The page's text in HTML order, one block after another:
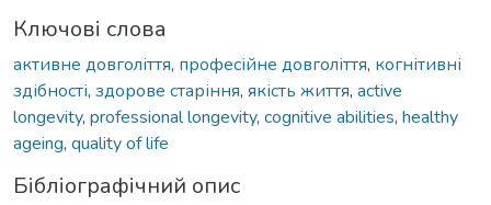
Ключові слова
активне довголіття, професійне довголіття, когнітивні
здібності, здорове старіння, якість життя, active
longevity, professional longevity, cognitive abilities, healthy
ageing, quality of life
Бібліографічний опис